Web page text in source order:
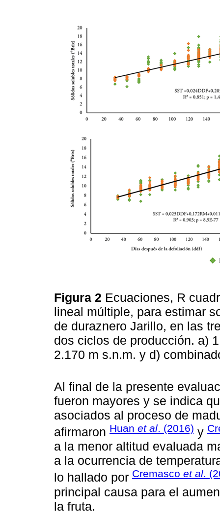
Figura 2 Ecuaciones, R
lineal múltiple, para estimar
de duraznero Jarillo, en las
dos ciclos de producción. a)
2.170 m s.n.m. y d)
Al final de la presente
fueron mayores y se indica
asociados al proceso de
afirmaron Huan et al. (2016) y
a la menor altitud evaluada
a la ocurrencia de
lo hallado por Cremasco et al.
principal causa para el
la fruta.